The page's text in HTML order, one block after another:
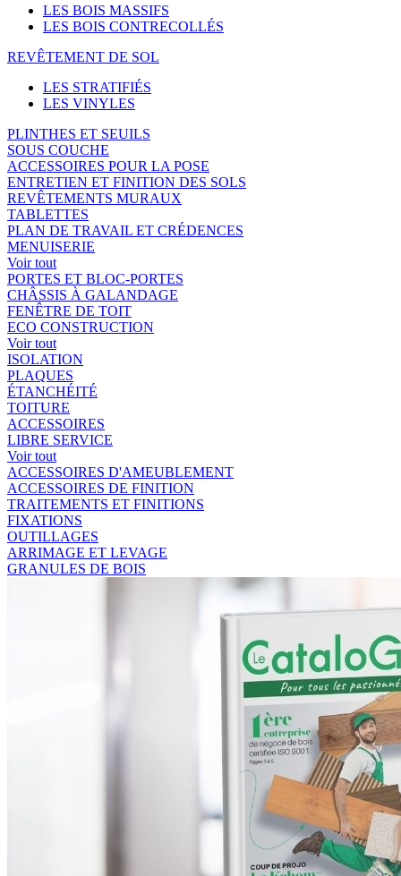
LES BOIS MASSIFS
LES BOIS CONTRECOLLÉS
REVÊTEMENT DE SOL
LES STRATIFIÉS
LES VINYLES
PLINTHES ET SEUILS
SOUS COUCHE
ACCESSOIRES POUR LA POSE
ENTRETIEN ET FINITION DES SOLS
REVÊTEMENTS MURAUX
TABLETTES
PLAN DE TRAVAIL ET CRÉDENCES
MENUISERIE
Voir tout
PORTES ET BLOC-PORTES
CHÂSSIS À GALANDAGE
FENÊTRE DE TOIT
ECO CONSTRUCTION
Voir tout
ISOLATION
PLAQUES
ÉTANCHÉITÉ
TOITURE
ACCESSOIRES
LIBRE SERVICE
Voir tout
ACCESSOIRES D'AMEUBLEMENT
ACCESSOIRES DE FINITION
TRAITEMENTS ET FINITIONS
FIXATIONS
OUTILLAGES
ARRIMAGE ET LEVAGE
GRANULES DE BOIS